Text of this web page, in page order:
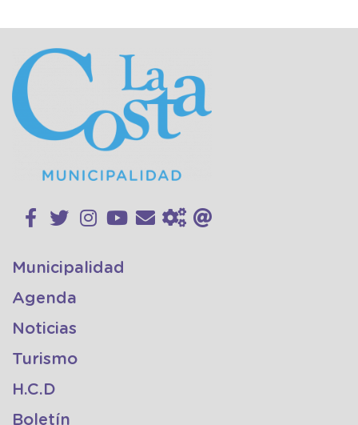
Municipalidad
Agenda
Noticias
Turismo
H.C.D
Boletín